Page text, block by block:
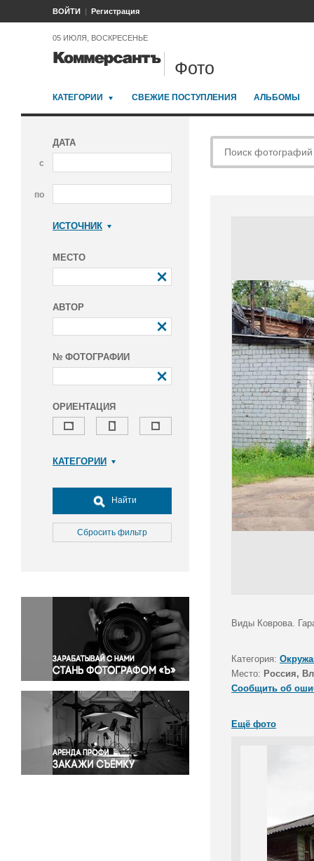
ВОЙТИ Регистрация
05 ИЮЛЯ, ВОСКРЕСЕНЬЕ
Фото
КАТЕГОРИИ СВЕЖИЕ ПОСТУПЛЕНИЯ АЛЬБОМЫ
ДАТА
с
по
ИСТОЧНИК
МЕСТО
АВТОР
№ ФОТОГРАФИИ
ОРИЕНТАЦИЯ
КАТЕГОРИИ
Досуг, туризм и отдых
Культура
Медицина
Окружающая среда
Политика
Правосудие
Происшествия и конфликты
Религия
Светская жизнь
Спорт
Экология
Экономика и бизнес
Найти
Сбросить фильтр
Виды Коврова.
Категория:
Место: Россия,
Сообщить об
Ещё фото